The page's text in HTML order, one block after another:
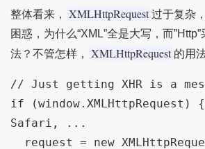
整体看来， XMLHttpRequest 过于复杂
困惑，为什么“XML”全是大写，而
法？不管怎样，
XMLHttpRequest 的用
// Just getting XHR is a
if
Safari, ...